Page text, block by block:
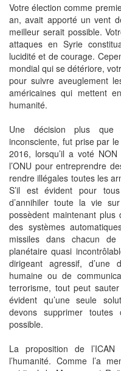
Votre élection comme
an, avait apporté un vent
meilleur serait possible.
attaques en Syrie
lucidité et de courage.
mondial qui se détériore,
pour suivre aveuglement
américaines qui mettent
humanité.
Une décision plus que
inconsciente, fut prise par
2016, lorsqu’il a voté
l’ONU pour entreprendre
rendre illégales toutes les
S’il est évident pour
d’annihiler toute la vie
possèdent maintenant
des systèmes
missiles dans chacun
planétaire quasi
dirigeant agressif, d’une
humaine ou de
terrorisme, tout peut
évident qu’une seule
devons supprimer
possible.
La proposition de
l’humanité. Comme l’a